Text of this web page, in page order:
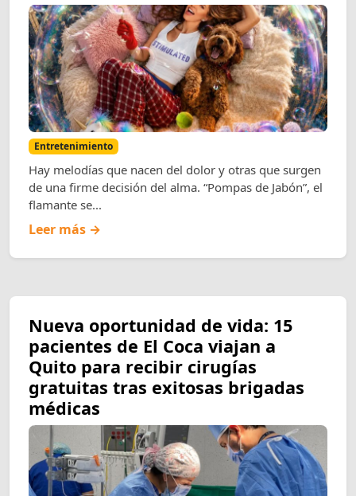
Entretenimiento
Hay melodías que nacen del dolor y otras que surgen
de una firme decisión del alma. “Pompas de Jabón”, el
flamante se...
Leer más →
Nueva oportunidad de vida: 15
pacientes de El Coca viajan a
Quito para recibir cirugías
gratuitas tras exitosas brigadas
médicas